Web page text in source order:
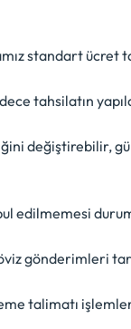
standart
tahsilatın
gönderimleri
talimatı